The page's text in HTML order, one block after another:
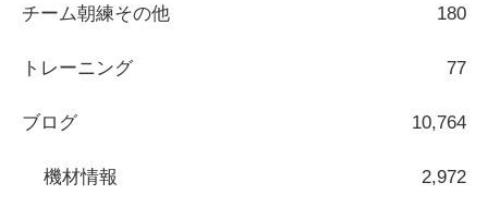
チーム朝練その他 180
トレーニング 77
ブログ 10,764
機材情報 2,972